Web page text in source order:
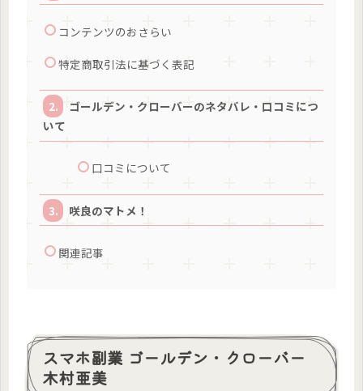
コンテンツのおさらい
特定商取引法に基づく表記
ゴールデン・クローバーのネタバレ・口コミにつ
いて
口コミについて
咲良のマトメ！
関連記事
スマホ副業 ゴールデン・クローバー
木村亜美